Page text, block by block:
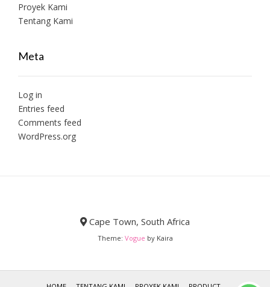
Proyek Kami
Tentang Kami
Meta
Log in
Entries feed
Comments feed
WordPress.org
Cape Town, South Africa
Theme: Vogue by Kaira